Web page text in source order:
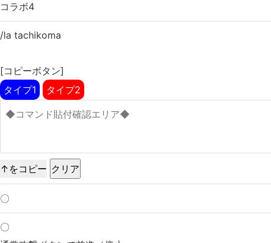
コラボ4
/la tachikoma
[コピーボタン]
タイプ1
タイプ2
↑をコピー
〇
〇